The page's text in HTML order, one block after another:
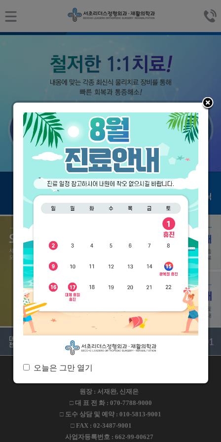
주소 : 서울특별시 서초구 방배로 109 서초리더스빌딩 2-5F
원장 : 서재완, 신재은
□ 대 표 전 화 : 070-7788-9000
□ 도수 상담 및 예약 : 010-5813-9001
□ FAX : 02-3487-9001
사업자등록번호 : 662-99-00627
오늘은 그만 열기